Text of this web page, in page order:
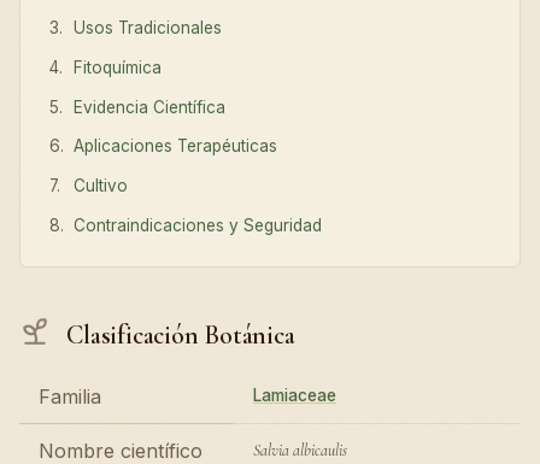
Usos Tradicionales
Fitoquímica
Evidencia Científica
Aplicaciones Terapéuticas
Cultivo
Contraindicaciones y Seguridad
Clasificación Botánica
Familia Lamiaceae
Nombre científico Salvia albicaulis